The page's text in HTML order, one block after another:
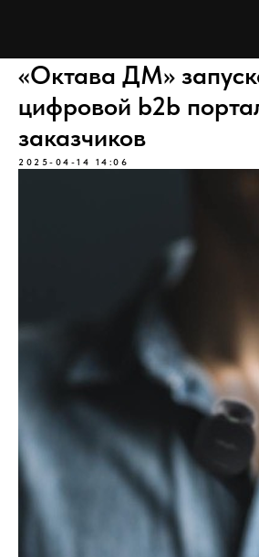
«Октава ДМ»
цифровой b2b
заказчиков
2025-04-14 14:06